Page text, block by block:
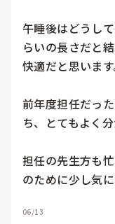
午睡後はどうし
らいの長さだと
快適だと思います
前年度担任だっ
ち、とてもよく
担任の先生方も
のために少し気
06/13